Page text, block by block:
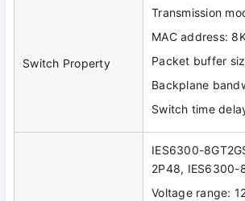
Switch Property
Transmission
MAC address:
Packet buffer
Backplane
Switch time
IES6300-
2P48, IES6300-
Voltage range: